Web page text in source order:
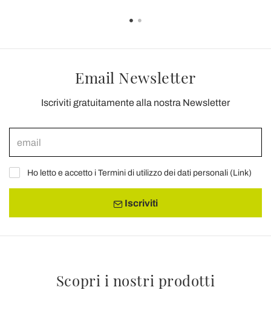
Email Newsletter
Iscriviti gratuitamente alla nostra Newsletter
Ho letto e accetto i Termini di utilizzo dei dati personali (Link)
Iscriviti
Scopri i nostri prodotti